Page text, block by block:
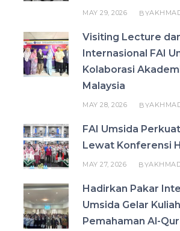
MAY 29, 2026 BY
Visiting Lecture
Internasional FAI
Kolaborasi
Malaysia
MAY 28, 2026 BY
FAI Umsida
Lewat Konferensi
MAY 27, 2026 BY
Hadirkan Pakar
Umsida Gelar
Pemahaman Al-